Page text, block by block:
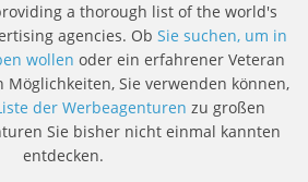
a thorough list of the world's
agencies. Ob Sie suchen, um in
wollen oder ein erfahrener Veteran
Möglichkeiten, Sie verwenden können,
der Werbeagenturen zu großen
Sie bisher nicht einmal kannten
entdecken.